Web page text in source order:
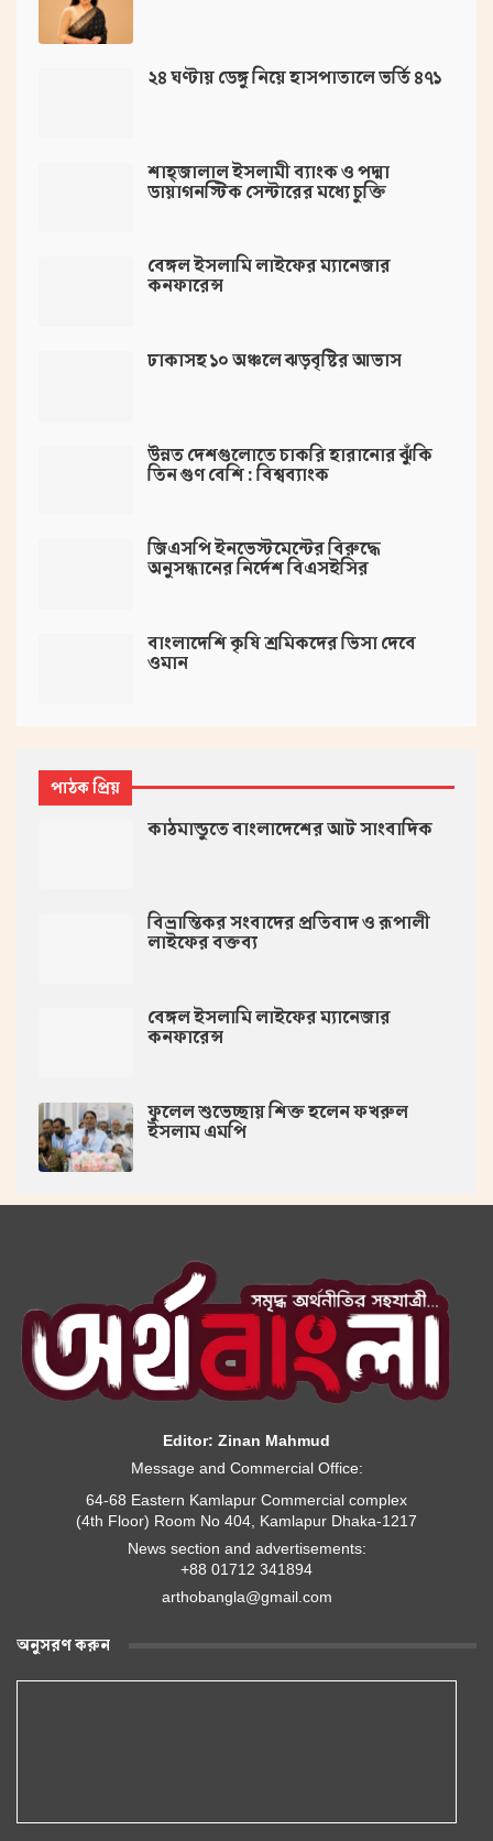
২৪ ঘণ্টায় ডেঙ্গু নিয়ে হাসপাতালে ভর্তি ৪৭১
শাহ্জালাল ইসলামী ব্যাংক ও পদ্মা
ডায়াগনস্টিক সেন্টারের মধ্যে চুক্তি
বেঙ্গল ইসলামি লাইফের ম্যানেজার
কনফারেন্স
ঢাকাসহ ১০ অঞ্চলে ঝড়বৃষ্টির আভাস
উন্নত দেশগুলোতে চাকরি হারানোর ঝুঁকি
তিন গুণ বেশি : বিশ্বব্যাংক
জিএসপি ইনভেস্টমেন্টের বিরুদ্ধে
অনুসন্ধানের নির্দেশ বিএসইসির
বাংলাদেশি কৃষি শ্রমিকদের ভিসা দেবে
ওমান
পাঠক প্রিয়
কাঠমান্ডুতে বাংলাদেশের আট সাংবাদিক
বিভ্রান্তিকর সংবাদের প্রতিবাদ ও রূপালী
লাইফের বক্তব্য
বেঙ্গল ইসলামি লাইফের ম্যানেজার
কনফারেন্স
ফুলেল শুভেচ্ছায় শিক্ত হলেন ফখরুল
ইসলাম এমপি
Editor: Zinan Mahmud
Message and Commercial Office:
64-68 Eastern Kamlapur Commercial complex
(4th Floor) Room No 404, Kamlapur Dhaka-1217
News section and advertisements:
+88 01712 341894
arthobangla@gmail.com
অনুসরণ করুন